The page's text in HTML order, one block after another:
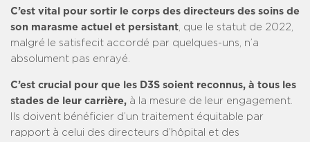
C’est vital pour sortir le corps des directeurs des soins de
son marasme actuel et persistant , que le statut de 2022,
malgré le satisfecit accordé par quelques-uns, n’a
absolument pas enrayé.
C’est crucial pour que les D3S soient reconnus, à tous les
stades de leur carrière, à la mesure de leur engagement.
Ils doivent bénéficier d’un traitement équitable par
rapport à celui des directeurs d’hôpital et des